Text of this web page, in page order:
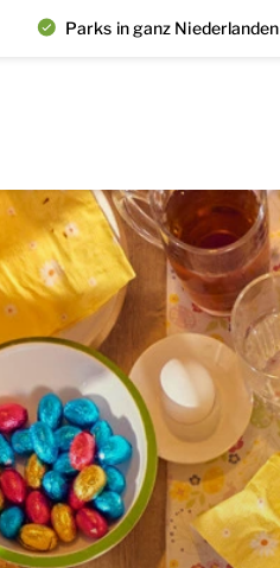
Parks in ganz Niederlanden